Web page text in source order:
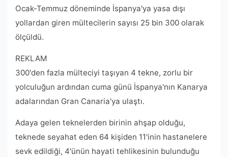
Ocak-Temmuz döneminde İspanya'ya yasa dışı
yollardan giren mültecilerin sayısı 25 bin 300 olarak
ölçüldü.
REKLAM
300'den fazla mülteciyi taşıyan 4 tekne, zorlu bir
yolculuğun ardından cuma günü İspanya'nın Kanarya
adalarından Gran Canaria'ya ulaştı.
Adaya gelen teknelerden birinin ahşap olduğu,
teknede seyahat eden 64 kişiden 11'inin hastanelere
sevk edildiği, 4'ünün hayati tehlikesinin bulunduğu